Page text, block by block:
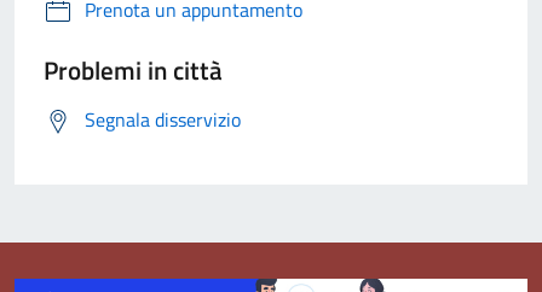
Prenota un appuntamento
Problemi in città
Segnala disservizio